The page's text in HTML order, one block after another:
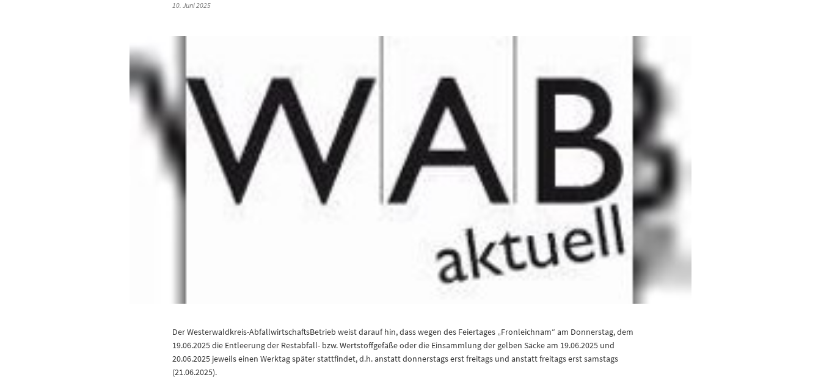
10. Juni 2025
Der Westerwaldkreis-AbfallwirtschaftsBetrieb weist darauf hin, dass wegen des Feiertages „Fronleichnam“ am Donnerstag, dem
19.06.2025 die Entleerung der Restabfall- bzw. Wertstoffgefäße oder die Einsammlung der gelben Säcke am 19.06.2025 und
20.06.2025 jeweils einen Werktag später stattfindet, d.h. anstatt donnerstags erst freitags und anstatt freitags erst samstags
(21.06.2025).